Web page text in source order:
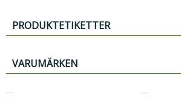
PRODUKTETIKETTER
VARUMÄRKEN